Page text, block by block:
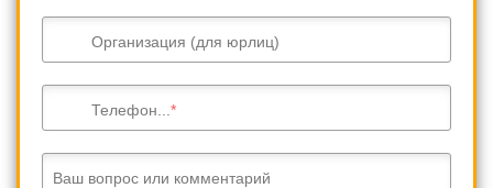
Организация (для юрлиц)
Телефон...
Ваш вопрос или комментарий